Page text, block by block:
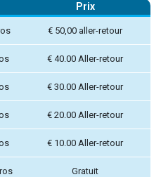
Prix
€ 50,00 aller-retour
€ 40.00 Aller-retour
€ 30.00 Aller-retour
€ 20.00 Aller-retour
€ 10.00 Aller-retour
Gratuit